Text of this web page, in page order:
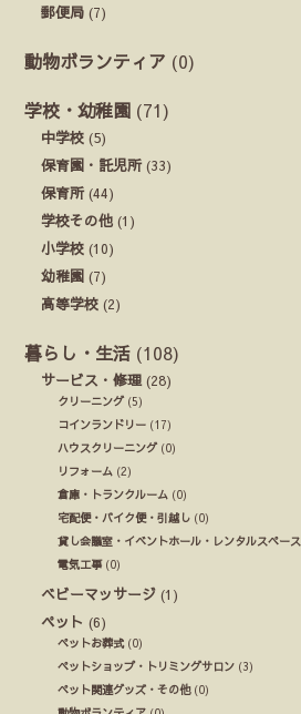
郵便局 (7)
動物ボランティア (0)
学校・幼稚園 (71)
中学校 (5)
保育園・託児所(33)
保育所(44)
学校その他 (1)
小学校 (10)
幼稚園 (7)
高等学校 (2)
暮らし・生活 (108)
サービス・修理 (28)
クリーニング(5)
コインランドリー (17)
ハウスクリーニング(0)
リフォーム (2)
倉庫・トランクルーム (0)
宅配便・バイク便・引越し (0)
貸し会議室・イベントホール・レンタルスペース
電気工事(0)
ベビーマッサージ (1)
ペット (6)
ペットお葬式(0)
ペットショップ・トリミングサロン (3)
ペット関連グッズ・その他(0)